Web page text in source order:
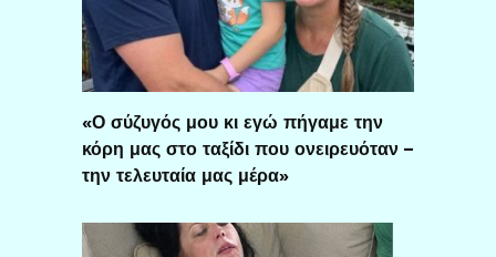
«Ο σύζυγός μου κι εγώ πήγαμε την
κόρη μας στο ταξίδι που ονειρευόταν –
την τελευταία μας μέρα»